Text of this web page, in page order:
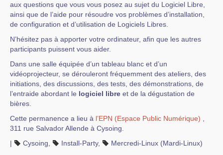
aux questions que vous vous posez au sujet du Logiciel Libre,
ainsi que de l’aide pour résoudre vos problèmes d’installation,
de configuration et d’utilisation de Logiciels Libres.
N’hésitez pas à apporter votre ordinateur, afin que les autres
participants puissent vous aider.
Dans une salle équipée d’un tableau blanc et d’un
vidéoprojecteur, se dérouleront fréquemment des ateliers, des
initiations, des discussions, des tests, des démonstrations, de
l’entraide abordant le logiciel libre et de la dégustation de
bières.
Cette permanence a lieu à l’EPN (Espace Public Numérique)
311 rue Salvador Allende à Cysoing.
|
Cysoing Install-Party, Mercredi-Linux (Mardi-Linux)